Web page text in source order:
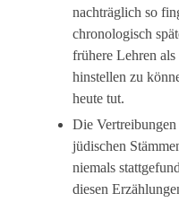
nachträglich so
chronologisch
frühere Lehren
hinstellen zu
heute tut.
Die
jüdischen
niemals
diesen